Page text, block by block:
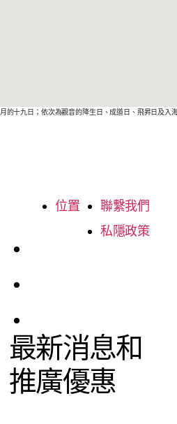
十九日；依次為觀音的降生日、成道日、飛昇日及入
位置
聯繫我們
私隱政策
最新消息和
推廣優惠